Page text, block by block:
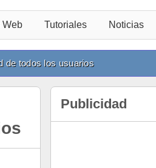
Web Tutoriales Noticias
de todos los usuarios
Publicidad